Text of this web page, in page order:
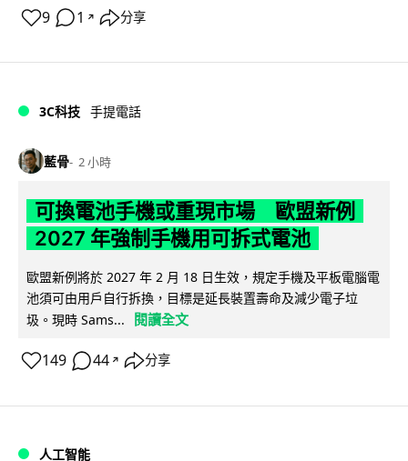
9 1 ↗ 分享
3C科技 手提電話
藍骨 2 小時
可換電池手機或重現市場 歐盟新例
2027 年強制手機用可拆式電池
歐盟新例將於 2027 年 2 月 18 日生效，規定手機及平板電腦電
池須可由用戶自行拆換，目標是延長裝置壽命及減少電子垃
圾。現時 Sams...
閱讀全文
149 44 ↗ 分享
人工智能